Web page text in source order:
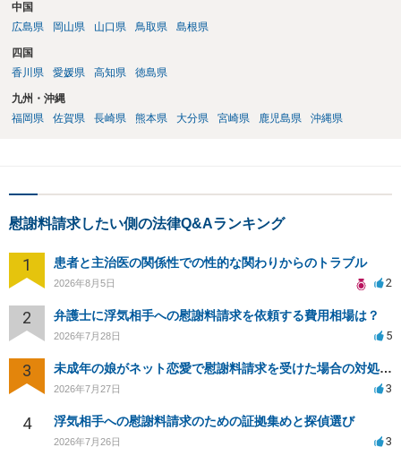
中国
広島県
岡山県 山口県 鳥取県 島根県
四国
香川県
愛媛県 高知県 徳島県
九州・沖縄
福岡県
佐賀県 長崎県 熊本県 大分県 宮崎県 鹿児島県 沖縄県
慰謝料請求したい側の法律Q&Aランキング
1 患者と主治医の関係性での性的な関わりからのトラブル
2026年8月5日 2
2 弁護士に浮気相手への慰謝料請求を依頼する費用相場は？
2026年7月28日 5
3 未成年の娘がネット恋愛で慰謝料請求を受けた場合の対処法は？
2026年7月27日 3
4 浮気相手への慰謝料請求のための証拠集めと探偵選び
2026年7月26日 3